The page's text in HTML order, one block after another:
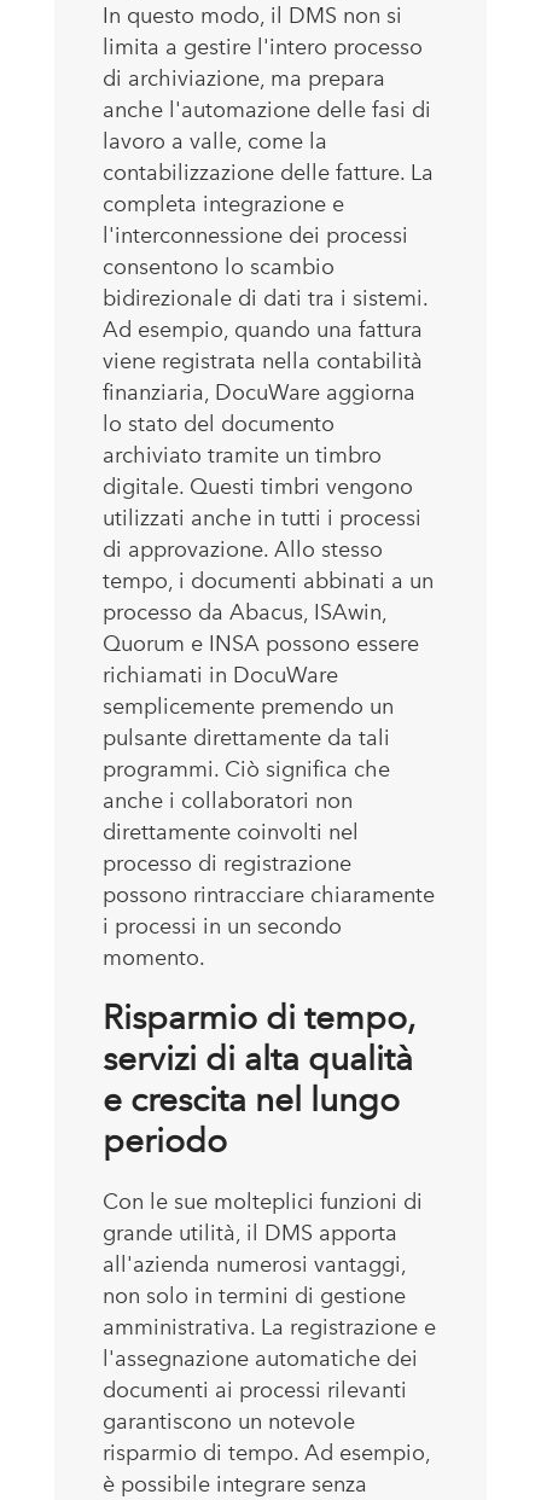
In questo modo, il DMS non si
limita a gestire l'intero processo
di archiviazione, ma prepara
anche l'automazione delle fasi di
lavoro a valle, come la
contabilizzazione delle fatture. La
completa integrazione e
l'interconnessione dei processi
consentono lo scambio
bidirezionale di dati tra i sistemi.
Ad esempio, quando una fattura
viene registrata nella contabilità
finanziaria, DocuWare aggiorna
lo stato del documento
archiviato tramite un timbro
digitale. Questi timbri vengono
utilizzati anche in tutti i processi
di approvazione. Allo stesso
tempo, i documenti abbinati a un
processo da Abacus, ISAwin,
Quorum e INSA possono essere
richiamati in DocuWare
semplicemente premendo un
pulsante direttamente da tali
programmi. Ciò significa che
anche i collaboratori non
direttamente coinvolti nel
processo di registrazione
possono rintracciare chiaramente
i processi in un secondo
momento.
Risparmio di tempo,
servizi di alta qualità
e crescita nel lungo
periodo
Con le sue molteplici funzioni di
grande utilità, il DMS apporta
all'azienda numerosi vantaggi,
non solo in termini di gestione
amministrativa. La registrazione e
l'assegnazione automatiche dei
documenti ai processi rilevanti
garantiscono un notevole
risparmio di tempo. Ad esempio,
è possibile integrare senza